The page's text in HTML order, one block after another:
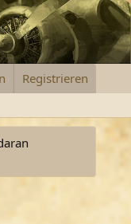
Registrieren